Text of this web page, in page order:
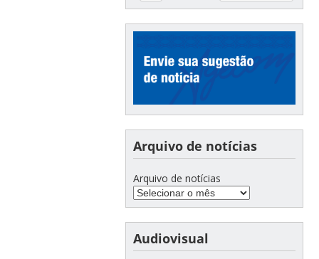
Arquivo de notícias
Arquivo de notícias
Audiovisual